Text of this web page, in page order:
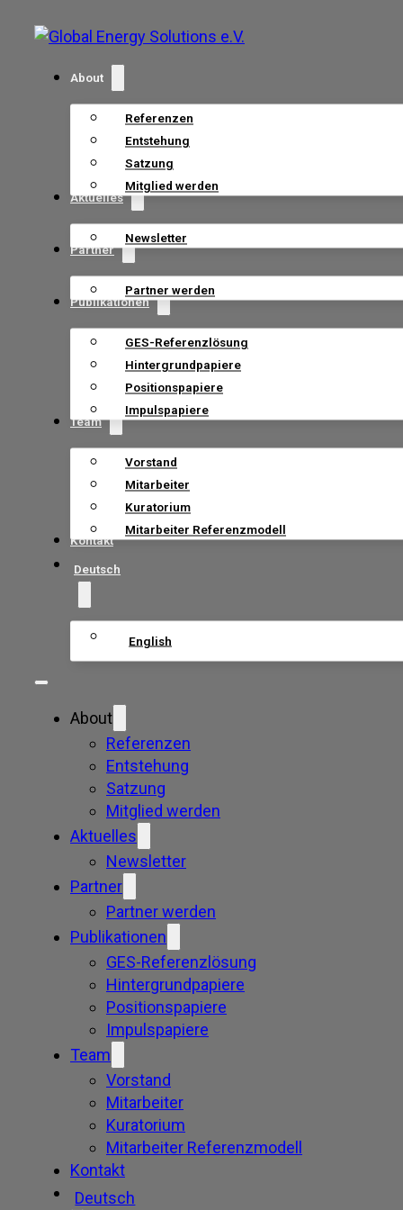
About
Referenzen
Entstehung
Satzung
Mitglied werden
Aktuelles
Newsletter
Partner
Partner werden
Publikationen
GES-Referenzlösung
Hintergrundpapiere
Positionspapiere
Impulspapiere
Team
Vorstand
Mitarbeiter
Kuratorium
Mitarbeiter Referenzmodell
Kontakt
Deutsch
English
About
Referenzen
Entstehung
Satzung
Mitglied werden
Aktuelles
Newsletter
Partner
Partner werden
Publikationen
GES-Referenzlösung
Hintergrundpapiere
Positionspapiere
Impulspapiere
Team
Vorstand
Mitarbeiter
Kuratorium
Mitarbeiter Referenzmodell
Kontakt
Deutsch